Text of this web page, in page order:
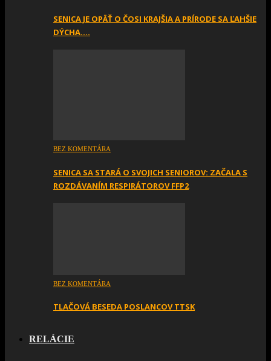
SENICA JE OPÄŤ O ČOSI KRAJŠIA A PRÍRODE SA ĽAHŠIE
DÝCHA….
BEZ KOMENTÁRA
SENICA SA STARÁ O SVOJICH SENIOROV: ZAČALA S
ROZDÁVANÍM RESPIRÁTOROV FFP2
BEZ KOMENTÁRA
TLAČOVÁ BESEDA POSLANCOV TTSK
RELÁCIE